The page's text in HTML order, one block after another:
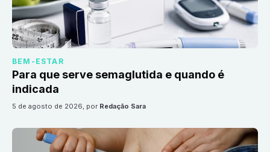
BEM-ESTAR
Para que serve semaglutida e quando é
indicada
5 de agosto de 2026, por Redação Sara